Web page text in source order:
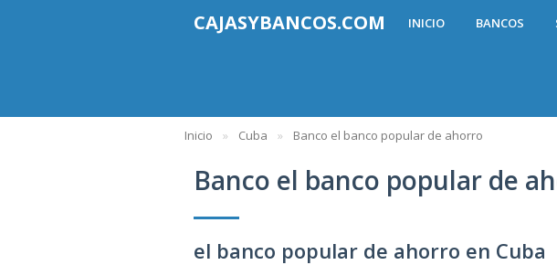
CAJASYBANCOS.COM INICIO BANCOS
Inicio Cuba Banco el banco popular de ahorro
Banco el banco popular de
el banco popular de ahorro en Cuba